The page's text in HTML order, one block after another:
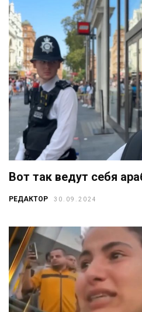
Вот так ведут себя
РЕДАКТОР 30.09.2024